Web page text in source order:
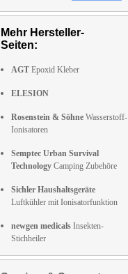
Mehr Hersteller-
Seiten:
AGT Epoxid Kleber
ELESION
Rosenstein & Söhne Wasserstoff-
Ionisatoren
Semptec Urban Survival
Technology Camping Zubehöre
Sichler Haushaltsgeräte
Luftkühler mit Ionisatorfunktion
newgen medicals Insekten-
Stichheiler